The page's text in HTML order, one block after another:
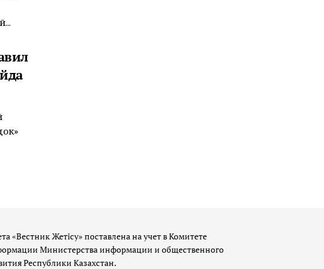
«Вестник Жетісу» поставлена на учет в Комитете
Министерства информации и общественного
Республики Казахстан.